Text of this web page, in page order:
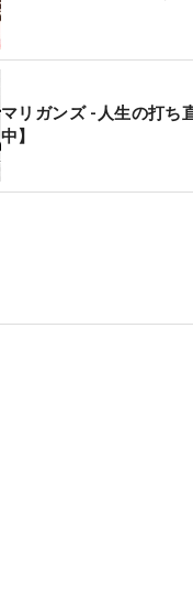
マリガンズ -人生の打ち
中】